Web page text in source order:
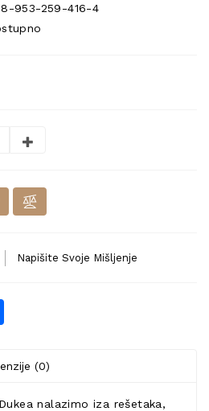
953-259-416-4
Napišite Svoje Mišljenje
(0)
nalazimo iza rešetaka,